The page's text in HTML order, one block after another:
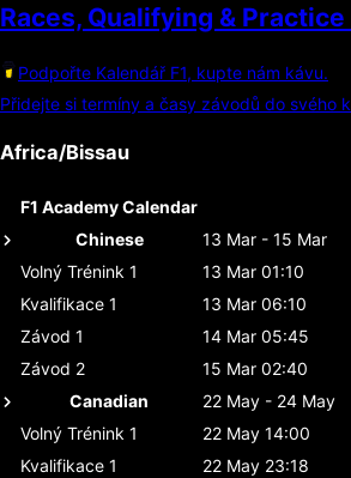
Races, Qualifying &
Podpořte Kalendář F1, kupte nám kávu.
Přidejte si termíny a časy závodů do svého
Africa/Bissau
F1 Academy Calendar
Chinese
13 Mar - 15 Mar
Volný Trénink 1
13 Mar 01:10
Kvalifikace 1
13 Mar 06:10
Závod 1
14 Mar 05:45
Závod 2
15 Mar 02:40
Canadian
22 May - 24 May
Volný Trénink 1
22 May 14:00
Kvalifikace 1
22 May 23:18